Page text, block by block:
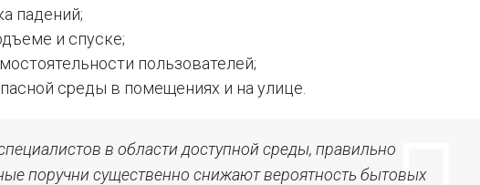
падений;
и спуске;
пользователей;
среды в помещениях и на улице.
в области доступной среды, правильно
поручни существенно снижают вероятность бытовых